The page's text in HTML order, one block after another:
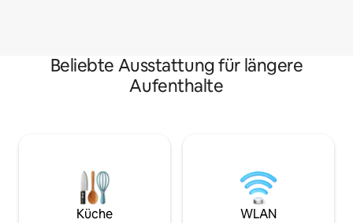
Beliebte Ausstattung für längere
Aufenthalte
Küche WLAN